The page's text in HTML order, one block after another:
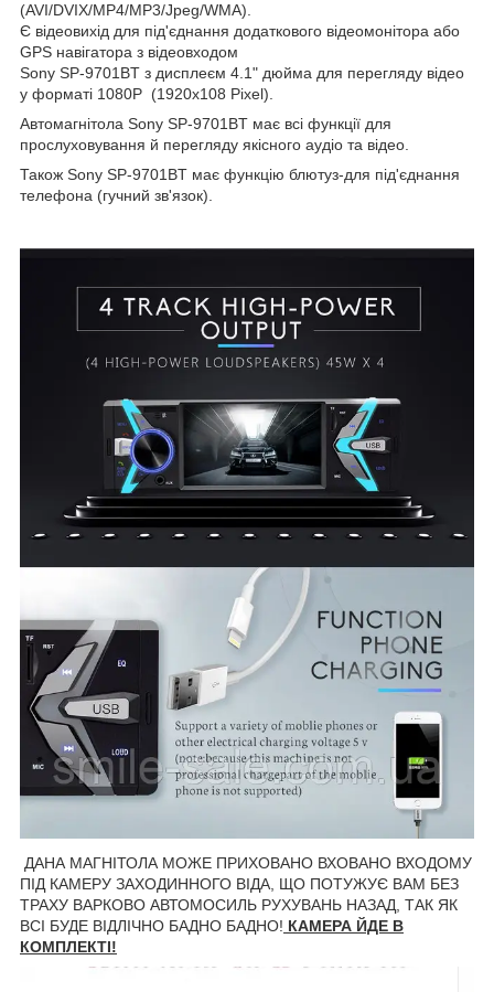
(AVI/DVIX/MP4/MP3/Jpeg/WMA).
Є відеовихід для під'єднання додаткового відеомонітора або
GPS навігатора з відеовходом
Sony SP-9701BT з дисплеєм 4.1" дюйма для перегляду відео
у форматі 1080P (1920x108 Pixel).
Автомагнітола Sony SP-9701BT має всі функції для
прослуховування й перегляду якісного аудіо та відео.
Також Sony SP-9701BT має функцію блютуз-для під'єднання
телефона (гучний зв'язок).
ДАНА МАГНІТОЛА МОЖЕ ПРИХОВАНО ВХОВАНО ВХОДОМУ
ПІД КАМЕРУ ЗАХОДИННОГО ВІДА, ЩО ПОТУЖУЄ ВАМ БЕЗ
ТРАХУ ВАРКОВО АВТОМОСИЛЬ РУХУВАНЬ НАЗАД, ТАК ЯК
ВСІ БУДЕ ВІДЛІЧНО БАДНО БАДНО! КАМЕРА ЙДЕ В
КОМПЛЕКТІ!